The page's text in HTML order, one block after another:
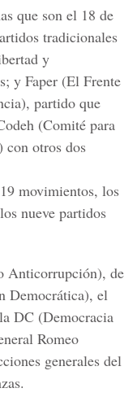
que son el 18 de
tradicionales
y
y Faper (El Frente
partido que
(Comité para
con otros dos
movimientos, los
nueve partidos
Anticorrupción), de
Democrática), el
DC (Democracia
Romeo
generales del